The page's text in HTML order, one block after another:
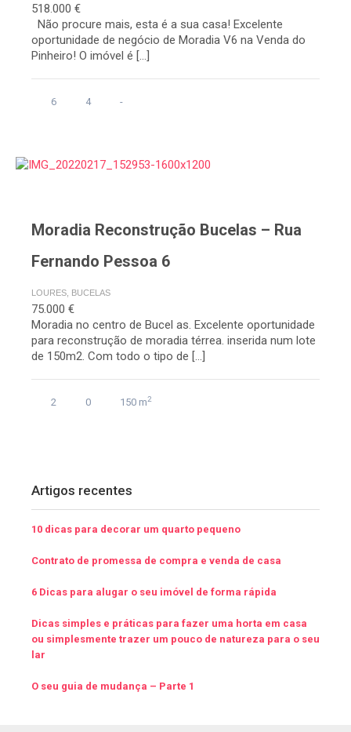
518.000 €
Não procure mais, esta é a sua casa! Excelente
oportunidade de negócio de Moradia V6 na Venda do
Pinheiro! O imóvel é […]
6 4 -
Moradia Reconstrução Bucelas – Rua
Fernando Pessoa 6
LOURES, BUCELAS
75.000 €
Moradia no centro de Bucel as. Excelente oportunidade
para reconstrução de moradia térrea. inserida num lote
de 150m2. Com todo o tipo de […]
2 0 150 m2
Artigos recentes
10 dicas para decorar um quarto pequeno
Contrato de promessa de compra e venda de casa
6 Dicas para alugar o seu imóvel de forma rápida
Dicas simples e práticas para fazer uma horta em casa
ou simplesmente trazer um pouco de natureza para o seu
lar
O seu guia de mudança – Parte 1